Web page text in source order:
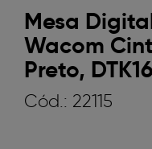
Mesa
Wacom
Preto,
Cód.: 22115